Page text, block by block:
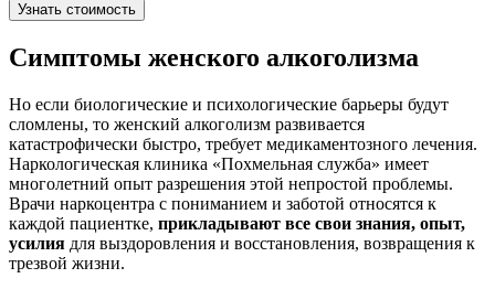
Узнать стоимость
Симптомы женского алкоголизма
Но если биологические и психологические барьеры будут
сломлены, то женский алкоголизм развивается
катастрофически быстро, требует медикаментозного лечения.
Наркологическая клиника «Похмельная служба» имеет
многолетний опыт разрешения этой непростой проблемы.
Врачи наркоцентра с пониманием и заботой относятся к
каждой пациентке, прикладывают все свои знания, опыт,
усилия для выздоровления и восстановления, возвращения к
трезвой жизни.